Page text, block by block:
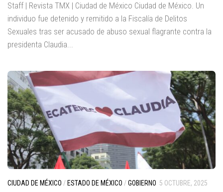
Staff | Revista TMX | Ciudad de México Ciudad de México. Un
individuo fue detenido y remitido a la Fiscalía de Delitos
Sexuales tras ser acusado de abuso sexual flagrante contra la
presidenta Claudia...
CIUDAD DE MÉXICO / ESTADO DE MÉXICO /GOBIERNO 5 OCTUBRE, 2025